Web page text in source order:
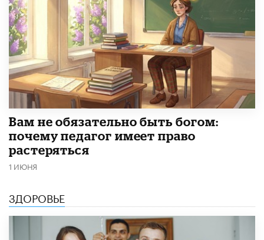
​Вам не обязательно быть богом:
почему педагог имеет право
растеряться
1 ИЮНЯ
ЗДОРОВЬЕ